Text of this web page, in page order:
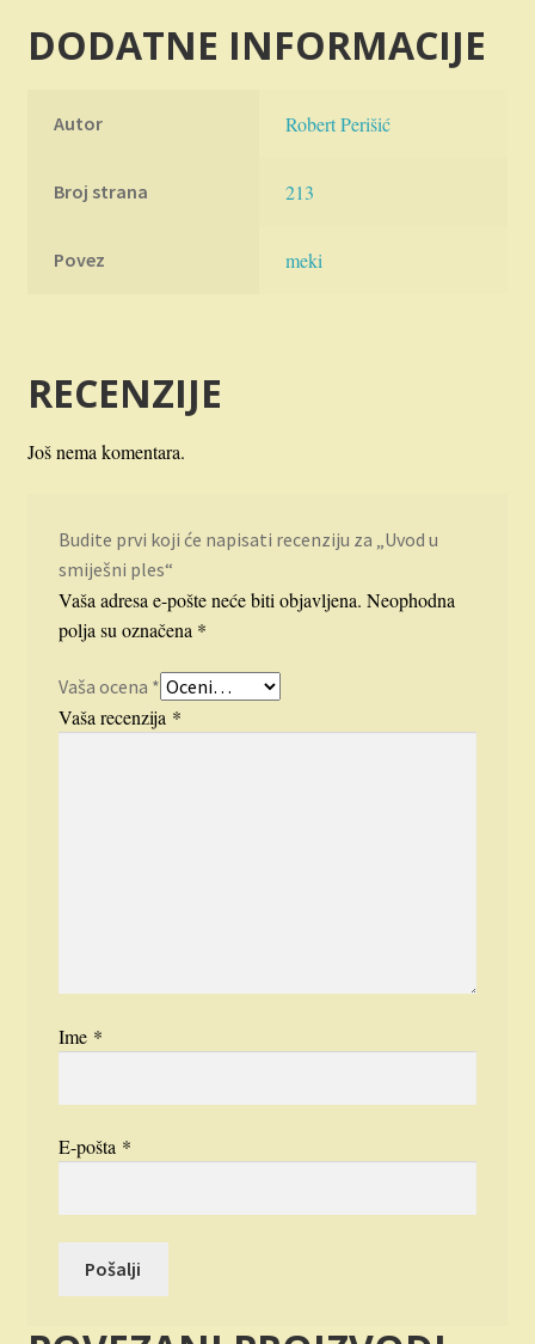
DODATNE INFORMACIJE
Autor Robert Perišić
Broj strana 213
Povez meki
RECENZIJE
Još nema komentara.
Budite prvi koji će napisati recenziju za „Uvod u
smiješni ples“
Vaša adresa e-pošte neće biti objavljena. Neophodna
polja su označena *
Vaša ocena *
Vaša recenzija *
Ime *
E-pošta *